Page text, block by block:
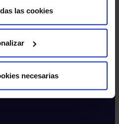
las cookies
necesarias